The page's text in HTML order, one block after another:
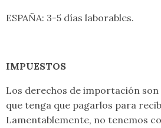
ESPAÑA: 3-5 días laborables.
IMPUESTOS
Los derechos de importación son
que tenga que pagarlos para
Lamentablemente, no tenemos